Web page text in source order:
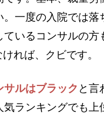
一度の入院では
いるコンサルの
れば、クビです。
ルはブラック と言
ランキングでも